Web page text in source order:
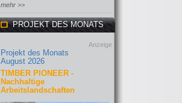
mehr >>
PROJEKT DES MONATS
Anzeige
Projekt des Monats
August 2026
TIMBER PIONEER -
Nachhaltige
Arbeitslandschaften